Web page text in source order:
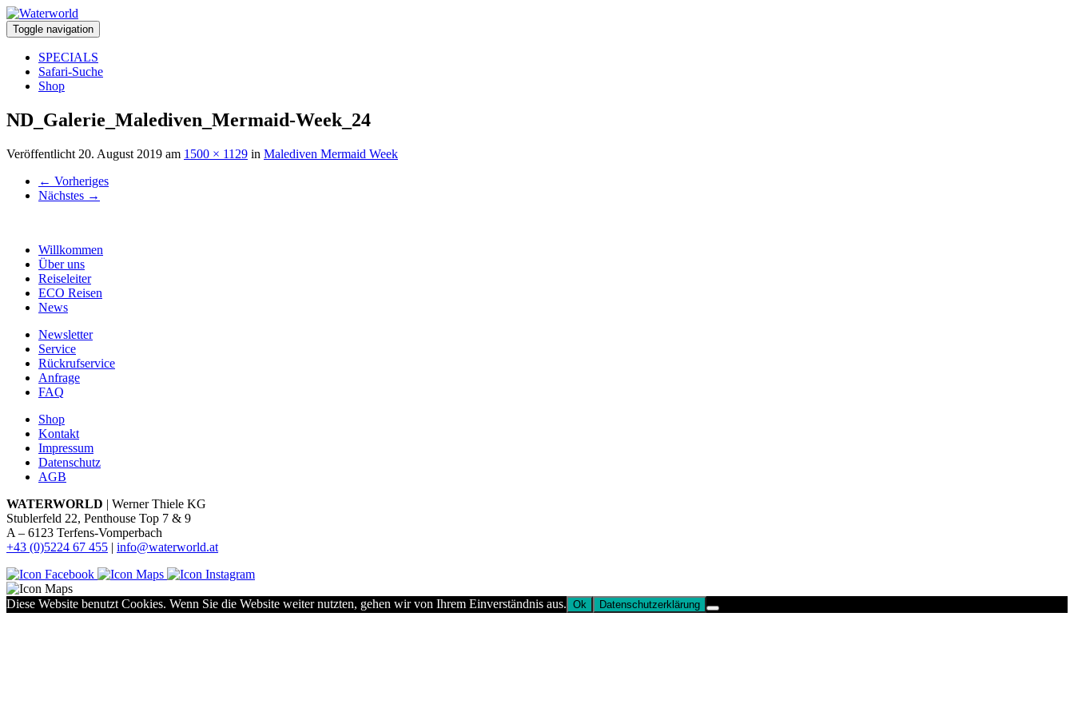
Toggle navigation
SPECIALS
Safari-Suche
Shop
ND_Galerie_Malediven_Mermaid-Week_24
Veröffentlicht 20. August 2019 am 1500 × 1129 in Malediven Mermaid Week
← Vorheriges
Nächstes →
Willkommen
Über uns
Reiseleiter
ECO Reisen
News
Newsletter
Service
Rückrufservice
Anfrage
FAQ
Shop
Kontakt
Impressum
Datenschutz
AGB
WATERWORLD | Werner Thiele KG
Stublerfeld 22, Penthouse Top 7 & 9
A – 6123 Terfens-Vomperbach
+43 (0)5224 67 455 | info@waterworld.at
Diese Website benutzt Cookies. Wenn Sie die Website weiter nutzten, gehen wir von Ihrem Einverständnis aus. Ok Datenschutzerklärung